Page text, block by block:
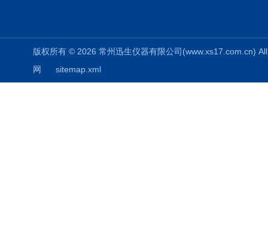
版权所有 © 2026 常州迅生仪器有限公司
网
sitemap.xml